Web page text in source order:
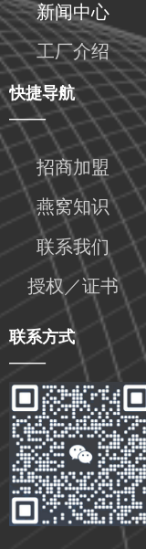
快捷导航
——
新闻中心
工厂介绍
招商加盟
燕窝知识
联系我们
授权／证书
联系方式
——